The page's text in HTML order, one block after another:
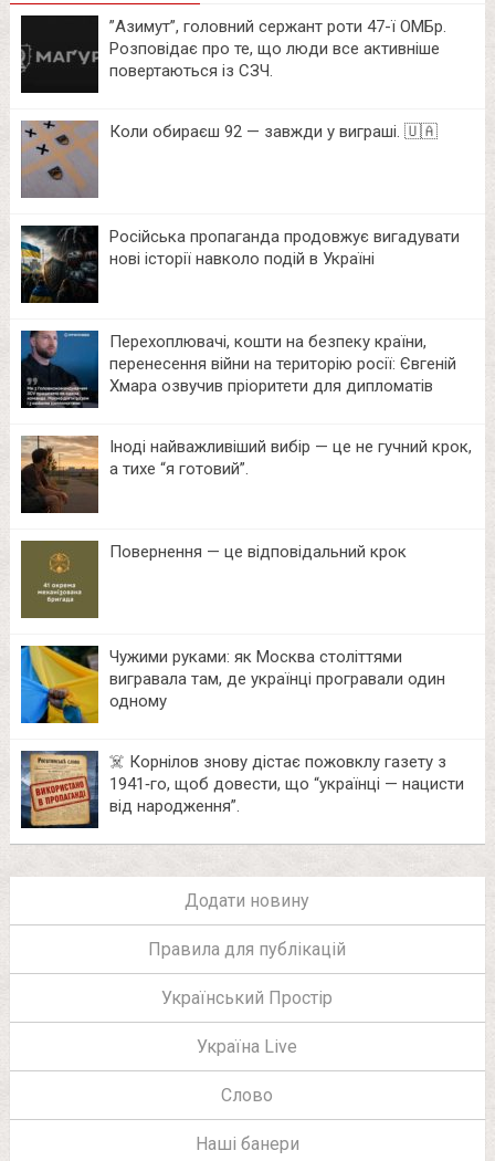
⁨”Азимут”, головний сержант роти 47-ї ОМБр.
Розповідає про те, що люди все активніше
повертаються із СЗЧ.
Коли обираєш 92 — завжди у виграші. 🇺🇦
Російська пропаганда продовжує вигадувати
нові історії навколо подій в Україні
Перехоплювачі, кошти на безпеку країни,
перенесення війни на територію росії: Євгеній
Хмара озвучив пріоритети для дипломатів
Іноді найважливіший вибір — це не гучний крок,
а тихе “я готовий”.
Повернення — це відповідальний крок
Чужими руками: як Москва століттями
вигравала там, де українці програвали один
одному
☠️ Корнілов знову дістає пожовклу газету з
1941‑го, щоб довести, що “українці — нацисти
від народження”.
Додати новину
Правила для публікацій
Український Простір
Україна Live
Слово
Наші банери